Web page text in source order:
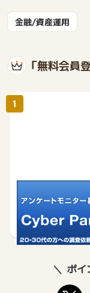
金融/資産運用
「無料会員
500 750
1
ポイ